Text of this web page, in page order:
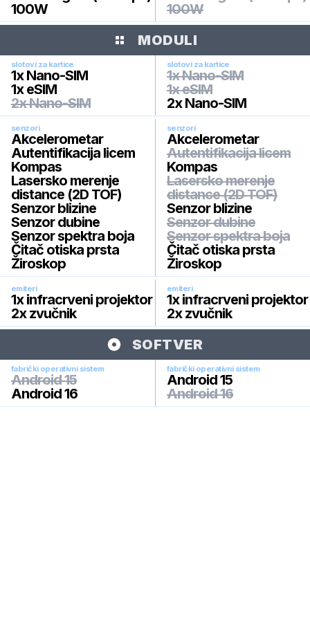
100W
100W
MODULI
slotovi za kartice
1x Nano-SIM
1x eSIM
2x Nano-SIM
slotovi za kartice
1x Nano-SIM
1x eSIM
2x Nano-SIM
senzori
Akcelerometar
Autentifikacija licem
Kompas
Lasersko merenje
distance (2D TOF)
Senzor blizine
Senzor dubine
Senzor spektra boja
Čitač otiska prsta
Žiroskop
senzori
Akcelerometar
Autentifikacija licem
Kompas
Lasersko merenje
distance (2D TOF)
Senzor blizine
Senzor dubine
Senzor spektra boja
Čitač otiska prsta
Žiroskop
emiteri
1x infracrveni projektor
2x zvučnik
emiteri
1x infracrveni projektor
2x zvučnik
SOFTVER
fabrički operativni sistem
Android 15
Android 16
fabrički operativni sistem
Android 15
Android 16